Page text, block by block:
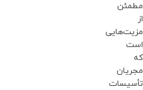
مطمئن
از
مزیت‌هایی
است
که
مجریان
تأسیسات